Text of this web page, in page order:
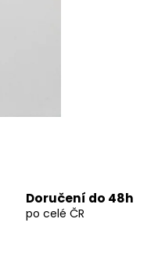
Doručení do 48h
po celé ČR